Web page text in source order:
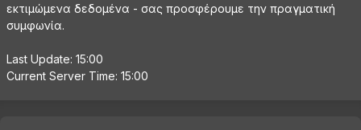
εκτιμώμενα δεδομένα - σας προσφέρουμε την πραγματική
συμφωνία.
Last Update: 15:00
Current Server Time: 15:00